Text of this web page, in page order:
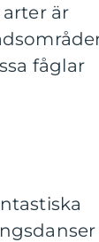
är
fåglar